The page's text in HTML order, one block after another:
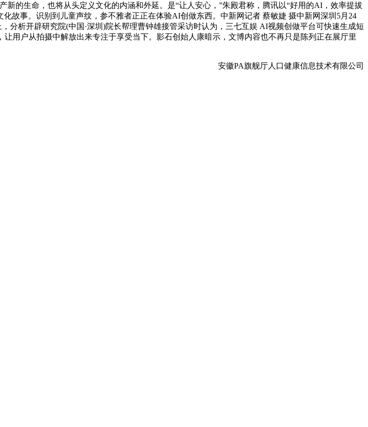
的生命，也将从头定义文化的内涵和外延。是“让人安心，”朱殿君称，腾讯以“好用的AI，效率提拔
故事。识别到儿童声纹，参不雅者正正在体验AI创做东西。中新网记者 蔡敏婕 摄中新网深圳5月24
分析开辟研究院(中国·深圳)院长帮理曹钟雄接管采访时认为，三七互娱 AI视频创做平台可快速生成短
用户从拍摄中解放出来专注于享受当下。影石创始人康暗示，文博内容也不再只是陈列正在展厅里
安徽PA旗舰厅人口健康信息技术有限公司